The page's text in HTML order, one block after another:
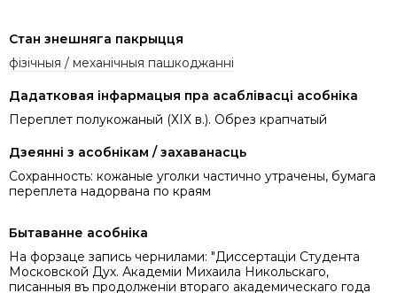
Стан знешняга пакрыцця
фізічныя / механічныя пашкоджанні
Дадатковая інфармацыя пра асаблівасці асобніка
Переплет полукожаный (ХІХ в.). Обрез крапчатый
Дзеянні з асобнікам / захаванасць
Сохранность: кожаные уголки частично утрачены, бумага
переплета надорвана по краям
Бытаванне асобніка
На форзаце запись чернилами: "Диссертацiи Студента
Московской Дух. Академiи Михаила Никольскаго,
писанныя въ продолженiи втораго академическаго года